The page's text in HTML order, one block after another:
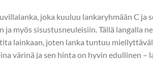
joka kuuluu lankaryhmään C
ja myös sisustusneuleisiin. Tällä langalla
lainkaan, joten lanka tuntuu
värinä ja sen hinta on hyvin edullinen